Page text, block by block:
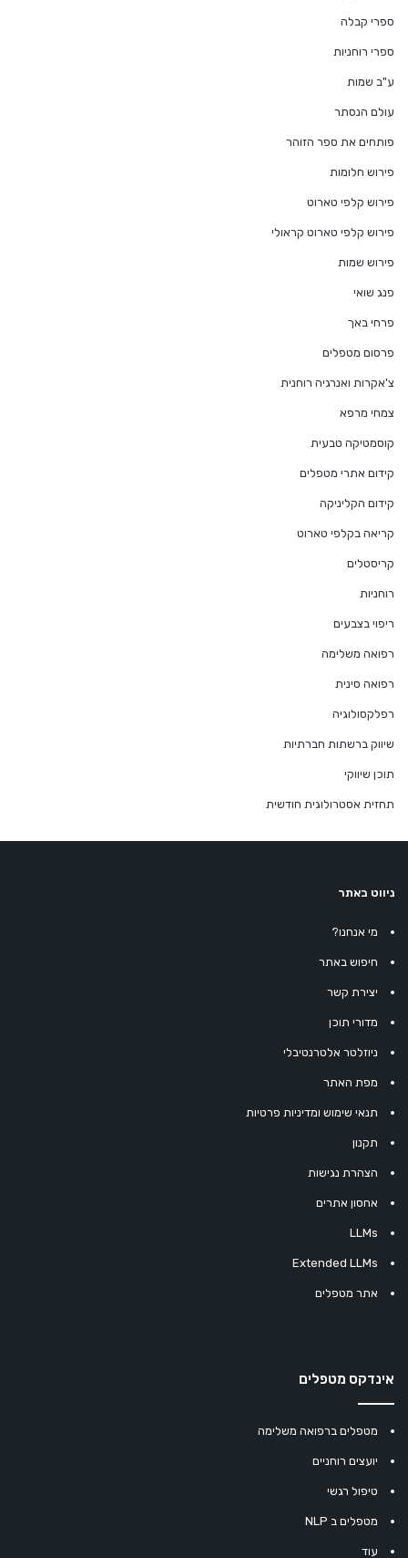
ספרי קבלה
ספרי רוחניות
ע"ב שמות
עולם הנסתר
פותחים את ספר הזוהר
פירוש חלומות
פירוש קלפי טארוט
פירוש קלפי טארוט קראולי
פירוש שמות
פנג שואי
פרחי באך
פרסום מטפלים
צ'אקרות ואנרגיה רוחנית
צמחי מרפא
קוסמטיקה טבעית
קידום אתרי מטפלים
קידום הקליניקה
קריאה בקלפי טארוט
קריסטלים
רוחניות
ריפוי בצבעים
רפואה משלימה
רפואה סינית
רפלקסולוגיה
שיווק ברשתות חברתיות
תוכן שיווקי
תחזית אסטרולוגית חודשית
ניווט באתר
מי אנחנו?
חיפוש באתר
יצירת קשר
מדורי תוכן
ניוזלטר אלטרנטיבלי
מפת האתר
תנאי שימוש ומדיניות פרטיות
תקנון
הצהרת נגישות
אחסון אתרים
LLMs
Extended LLMs
אתר מטפלים
אינדקס מטפלים
מטפלים ברפואה משלימה
יועצים רוחניים
טיפול רגשי
מטפלים ב NLP
עוד